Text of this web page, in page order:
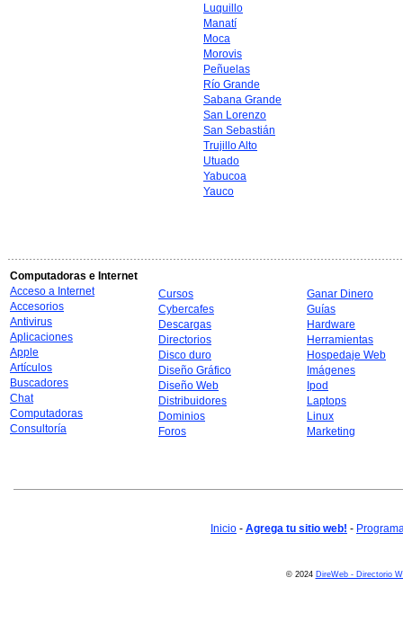
Luquillo
Manatí
Moca
Morovis
Peñuelas
Río Grande
Sabana Grande
San Lorenzo
San Sebastián
Trujillo Alto
Utuado
Yabucoa
Yauco
Computadoras e Internet
Acceso a Internet
Accesorios
Antivirus
Aplicaciones
Apple
Artículos
Buscadores
Chat
Computadoras
Consultoría
Cursos
Cybercafes
Descargas
Directorios
Disco duro
Diseño Gráfico
Diseño Web
Distribuidores
Dominios
Foros
Ganar Dinero
Guías
Hardware
Herramientas
Hospedaje Web
Imágenes
Ipod
Laptops
Linux
Marketing
Inicio - Agrega tu sitio web! -
© 2024 DireWeb - Directorio